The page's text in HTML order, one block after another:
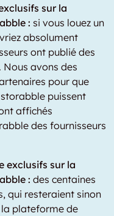
sur la
: si vous louez un
absolument
ont publié des
avons des
pour que
puissent
affichés
des fournisseurs
exclusifs sur la
: des centaines
qui resteraient sinon
plateforme de